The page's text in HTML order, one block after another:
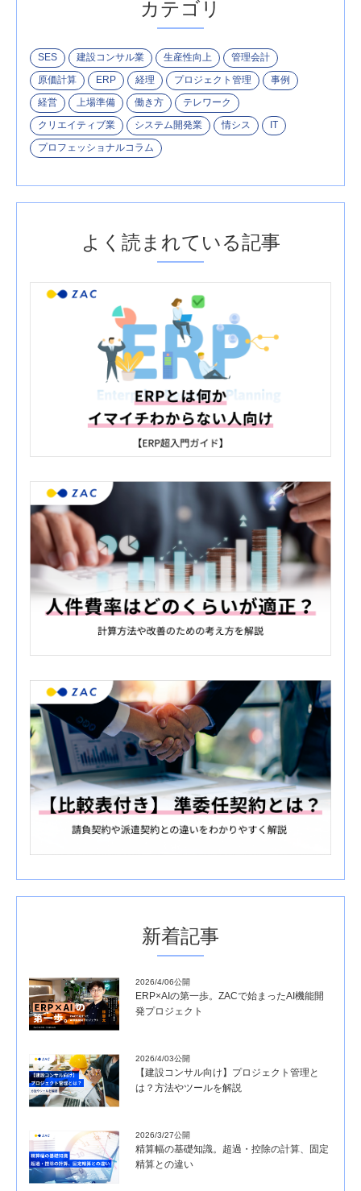
カテゴリ
SES 建設コンサル業 生産性向上
管理会計
原価計算
ERP 経理 プロジェクト管理
事例
経営
上場準備 働き方
テレワーク
クリエイティブ業
システム開発業 情シス
IT
プロフェッショナルコラム
よく読まれている記事
新着記事
2026/4/06公開
ERP×AIの第一歩。ZACで始まったAI機能開
発プロジェクト
2026/4/03公開
【建設コンサル向け】プロジェクト管理と
は？方法やツールを解説
2026/3/27公開
精算幅の基礎知識。超過・控除の計算、固定
精算との違い